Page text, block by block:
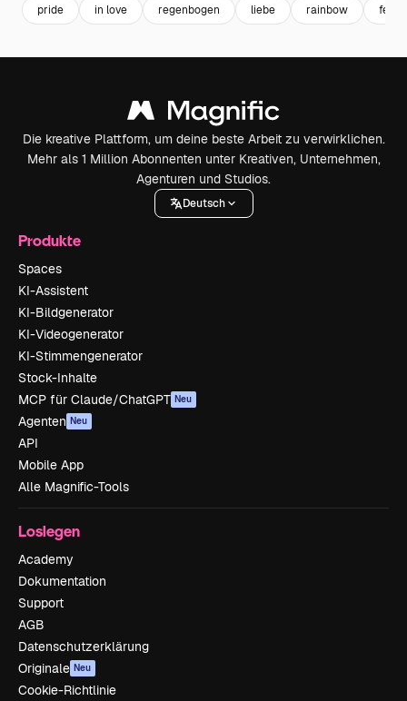
pride in love regenbogen liebe rainbow feier
Die kreative Plattform, um deine beste Arbeit zu verwirklichen.
Mehr als 1 Million Abonnenten unter Kreativen, Unternehmen,
Agenturen und Studios.
Deutsch
Produkte
Spaces
KI-Assistent
KI-Bildgenerator
KI-Videogenerator
KI-Stimmengenerator
Stock-Inhalte
MCP für Claude/ChatGPT Neu
Agenten Neu
API
Mobile App
Alle Magnific-Tools
Loslegen
Academy
Dokumentation
Support
AGB
Datenschutzerklärung
Originale Neu
Cookie-Richtlinie